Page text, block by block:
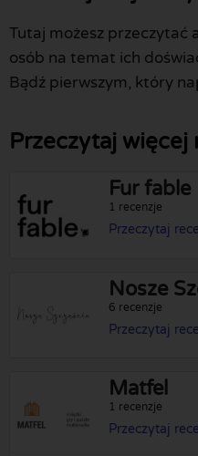
Tutaj możesz przeczytać
osób na temat ich
Bądź pierwszym, który
Przeczytaj więcej
Fur fable
1 recenzje
Przeczytaj
Nosze
6 recenzje
Przeczytaj
Matfel
1 recenzje
Przeczytaj